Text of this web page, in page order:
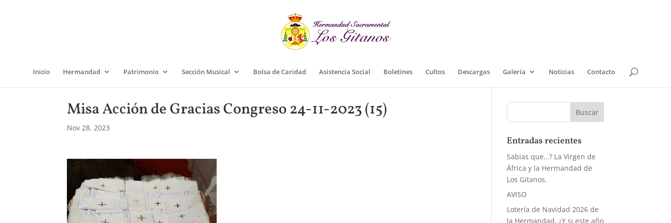
Inicio Hermandad Patrimonio Sección Musical Bolsa de Caridad Asistencia Social Boletines Cultos Descargas Galería Noticias Contacto
Misa Acción de Gracias Congreso 24-11-2023 (15)
Nov 28, 2023
Entradas recientes
Sabias que…? La Virgen de
África y la Hermandad de
Los Gitanos.
AVISO
Lotería de Navidad 2026 de
la Hermandad, ¿Y si este año